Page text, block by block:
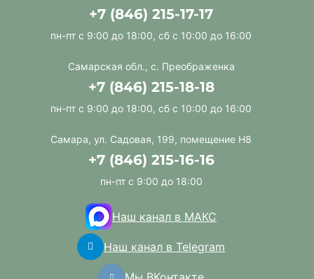
+7 (846) 215-17-17
пн-пт с 9:00 до 18:00, сб с 10:00 до 16:00
Самарская обл., с. Преображенка
+7 (846) 215-18-18
пн-пт с 9:00 до 18:00, сб с 10:00 до 16:00
Самара, ул. Садовая, 199, помещение Н8
+7 (846) 215-16-16
пн-пт с 9:00 до 18:00
Наш канал в МАКС
Наш канал в Telegram